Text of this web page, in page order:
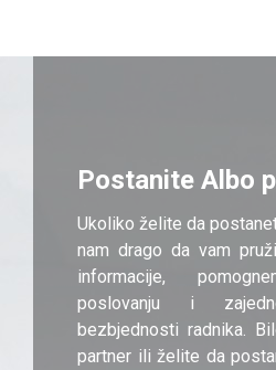
Postanite Albo
Ukoliko želite da
nam drago da vam
informacije,
poslovanju i
bezbjednosti radnika.
partner ili želite da